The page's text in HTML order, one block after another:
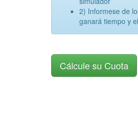
2) Informese de
ganará tiempo y
Cálcule su Cuota